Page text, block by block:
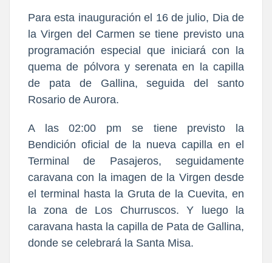
Para esta inauguración el 16 de julio, Dia de
la Virgen del Carmen se tiene previsto una
programación especial que iniciará con la
quema de pólvora y serenata en la capilla
de pata de Gallina, seguida del santo
Rosario de Aurora.
A las 02:00 pm se tiene previsto la
Bendición oficial de la nueva capilla en el
Terminal de Pasajeros, seguidamente
caravana con la imagen de la Virgen desde
el terminal hasta la Gruta de la Cuevita, en
la zona de Los Churruscos. Y luego la
caravana hasta la capilla de Pata de Gallina,
donde se celebrará la Santa Misa.